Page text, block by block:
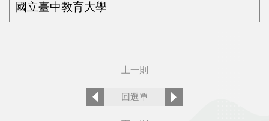
國立臺中教育大學
上一則
回選單